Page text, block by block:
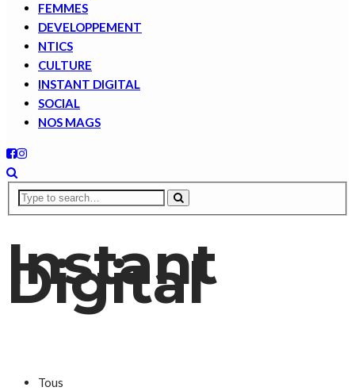
FEMMES
DEVELOPPEMENT
NTICS
CULTURE
INSTANT DIGITAL
SOCIAL
NOS MAGS
Instant
Digital
Tous